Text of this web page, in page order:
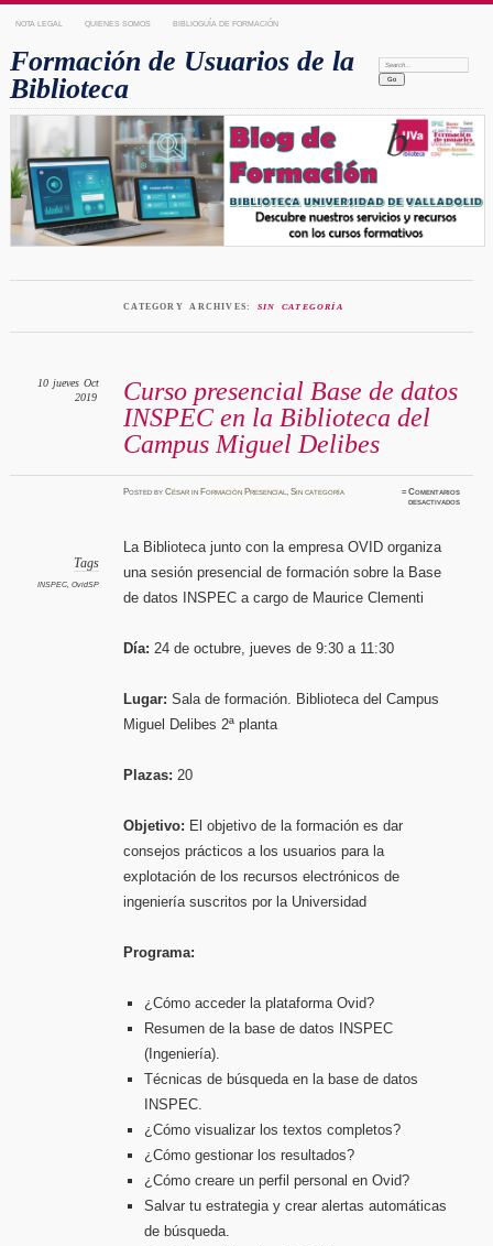
NOTA LEGAL QUIENES SOMOS BIBLIOGUÍA DE FORMACIÓN
Formación de Usuarios de la
Biblioteca
Search:
CATEGORY ARCHIVES: SIN CATEGORÍA
Curso presencial Base de datos
INSPEC en la Biblioteca del
Campus Miguel Delibes
10 jueves Oct
2019
PostedbyCésar inFormación Presencial ,Sin categoría ≈Comentarios
desactivadosen
Tags
INSPEC, OvidSP
La Biblioteca junto con la empresa OVID organiza
una sesión presencial de formación sobre la Base
de datos INSPEC a cargo de Maurice Clementi
Día: 24 de octubre, jueves de 9:30 a 11:30
Lugar: Sala de formación. Biblioteca del Campus
Miguel Delibes 2ª planta
Plazas: 20
Objetivo: El objetivo de la formación es dar
consejos prácticos a los usuarios para la
explotación de los recursos electrónicos de
ingeniería suscritos por la Universidad
Programa:
¿Cómo acceder la plataforma Ovid?
Resumen de la base de datos INSPEC
(Ingeniería).
Técnicas de búsqueda en la base de datos
INSPEC.
¿Cómo visualizar los textos completos?
¿Cómo gestionar los resultados?
¿Cómo creare un perfil personal en Ovid?
Salvar tu estrategia y crear alertas automáticas
de búsqueda.